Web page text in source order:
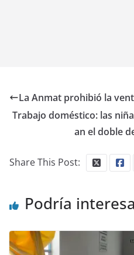
La Anmat prohibió la
Trabajo doméstico: las
an el doble
Share This Post:
Podría